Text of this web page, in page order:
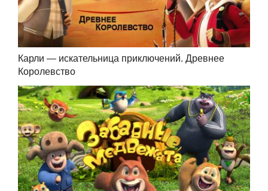
Карли — искательница приключений. Древнее
Королевство